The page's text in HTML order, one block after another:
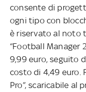
consente di
ogni tipo con
è riservato al noto
“Football Manager
9,99 euro, seguito
costo di 4,49 euro.
Pro”, scaricabile al